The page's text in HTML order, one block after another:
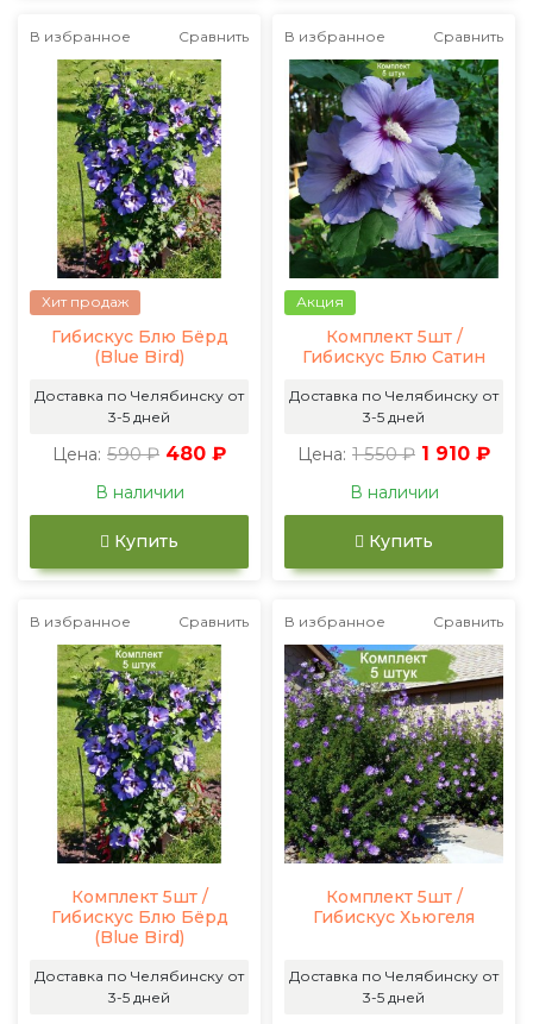
В избранное Сравнить
Хит продаж
Гибискус Блю Бёрд
(Blue Bird)
Доставка по Челябинску от
3-5 дней
Цена: 590 ₽ 480 ₽
В наличии
Купить
В избранное Сравнить
Акция
Комплект 5шт /
Гибискус Блю Сатин
Доставка по Челябинску от
3-5 дней
Цена: 1 550 ₽ 1 910 ₽
В наличии
Купить
В избранное Сравнить
Комплект 5шт /
Гибискус Блю Бёрд
(Blue Bird)
Доставка по Челябинску от
3-5 дней
В избранное Сравнить
Комплект 5шт /
Гибискус Хьюгеля
Доставка по Челябинску от
3-5 дней